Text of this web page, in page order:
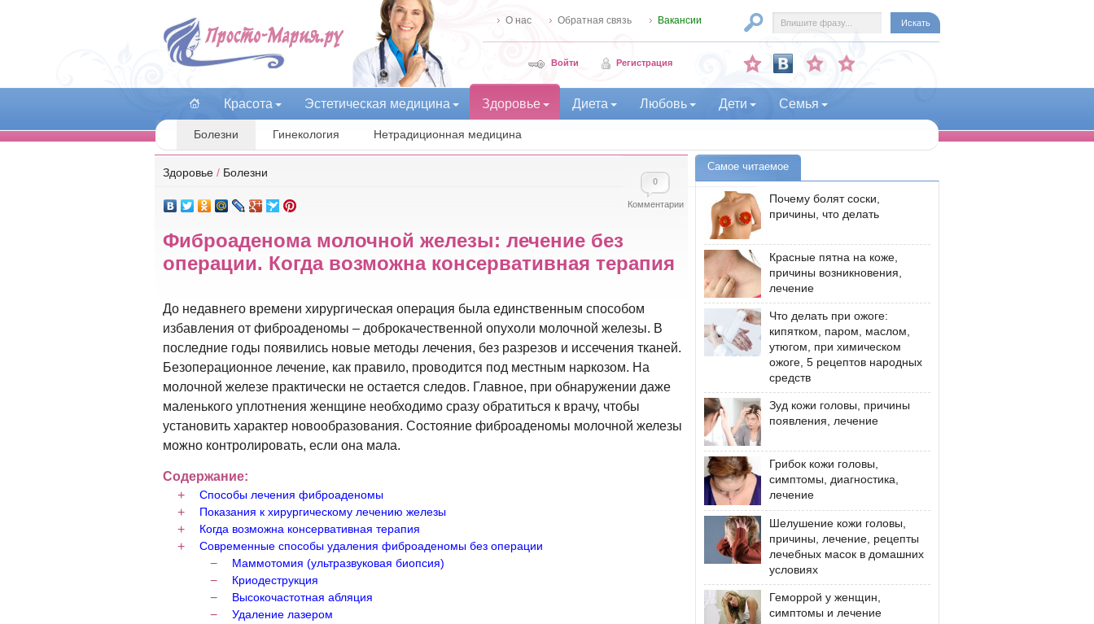
О нас Обратная связь Вакансии
Войти Регистрация
Красота Эстетическая медицина Здоровье Диета Любовь Дети Семья
Болезни Гинекология Нетрадиционная медицина
Здоровье / Болезни
0
Комментарии
Фиброаденома молочной железы: лечение без
операции. Когда возможна консервативная терапия
До недавнего времени хирургическая операция была единственным способом
избавления от фиброаденомы – доброкачественной опухоли молочной железы. В
последние годы появились новые методы лечения, без разрезов и иссечения тканей.
Безоперационное лечение, как правило, проводится под местным наркозом. На
молочной железе практически не остается следов. Главное, при обнаружении даже
маленького уплотнения женщине необходимо сразу обратиться к врачу, чтобы
установить характер новообразования. Состояние фиброаденомы молочной железы
можно контролировать, если она мала.
Содержание:
Способы лечения фиброаденомы
Показания к хирургическому лечению железы
Когда возможна консервативная терапия
Современные способы удаления фиброаденомы без операции
Маммотомия (ультразвуковая биопсия)
Криодеструкция
Высокочастотная абляция
Удаление лазером
Самое читаемое
Почему болят соски,
причины, что делать
Красные пятна на коже,
причины возникновения,
лечение
Что делать при ожоге:
кипятком, паром, маслом,
утюгом, при химическом
ожоге, 5 рецептов народных
средств
Зуд кожи головы, причины
появления, лечение
Грибок кожи головы,
симптомы, диагностика,
лечение
Шелушение кожи головы,
причины, лечение, рецепты
лечебных масок в домашних
условиях
Геморрой у женщин,
симптомы и лечение